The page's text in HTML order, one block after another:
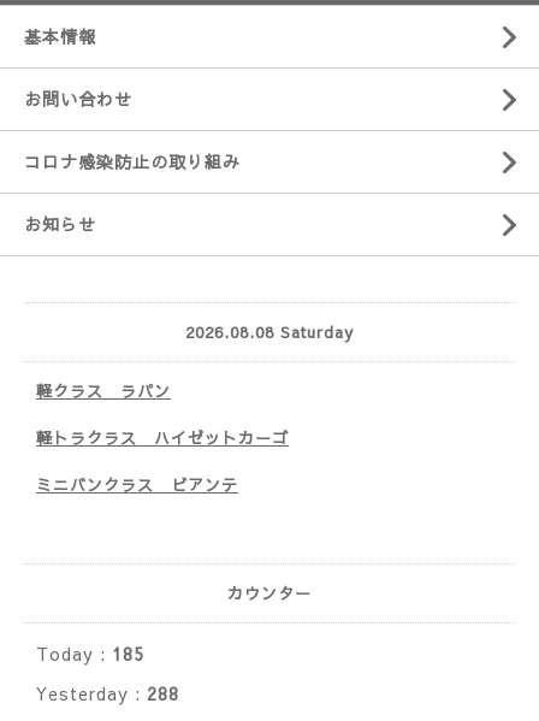
基本情報
お問い合わせ
コロナ感染防止の取り組み
お知らせ
2026.08.08 Saturday
軽クラス ラパン
軽トラクラス ハイゼットカーゴ
ミニバンクラス ビアンテ
カウンター
Today : 185
Yesterday : 288